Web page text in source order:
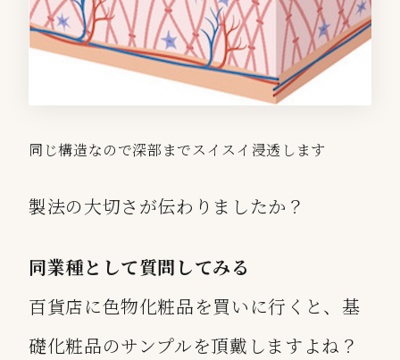
同じ構造なので深部までスイスイ浸透します
製法の大切さが伝わりましたか？
同業種として質問してみる
百貨店に色物化粧品を買いに行くと、基
礎化粧品のサンプルを頂戴しますよね？